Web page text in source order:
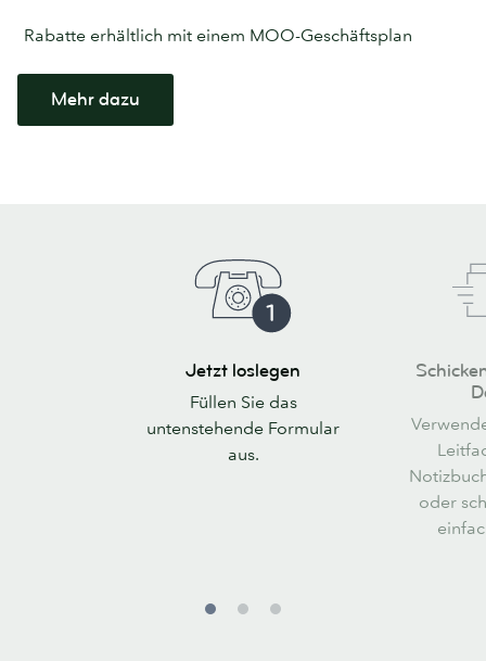
Rabatte erhältlich mit einem MOO-Geschäftsplan
Mehr dazu
Jetzt loslegen
Füllen Sie das
untenstehende Formular
aus.
Schicken
Dateien
oder